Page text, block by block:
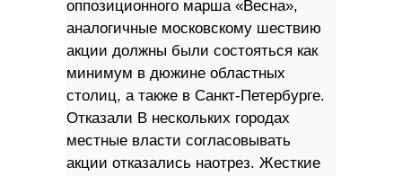
оппозиционного марша «Весна»,
аналогичные московскому шествию
акции должны были состояться как
минимум в дюжине областных
столиц, а также в Санкт-Петербурге.
Отказали В нескольких городах
местные власти согласовывать
акции отказались наотрез. Жесткие